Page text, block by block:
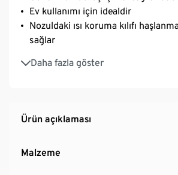
Ev kullanımı için idealdir
Nozuldaki ısı koruma kılıfı
sağlar
Daha fazla göster
Tasarım ve konfor
Ürün açıklaması
Malzeme